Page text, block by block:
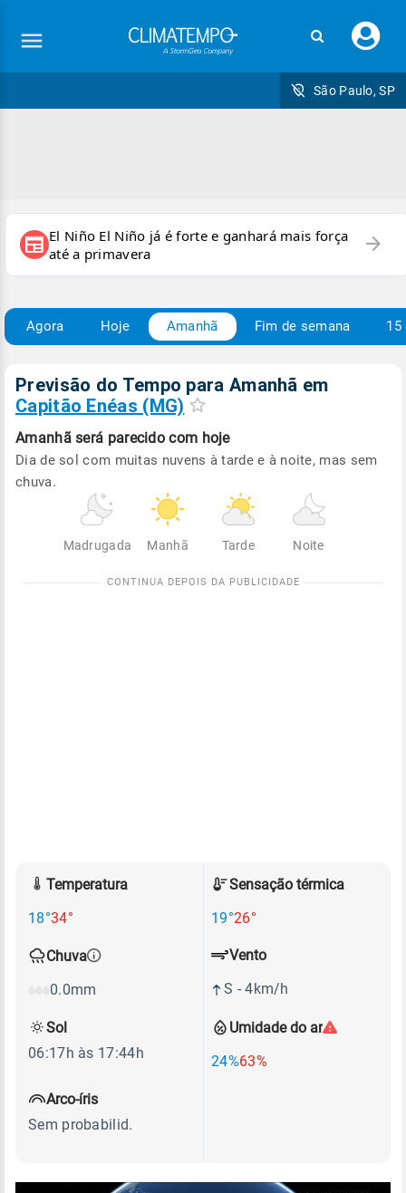
seu
São Paulo, SP
newspaper El Niño El Niño já é forte e ganhará mais força
até a primavera
arrow_forward
Agora Hoje Amanhã Fim de semana 15
Previsão do Tempo para Amanhã em
Capitão Enéas (MG)
Amanhã será parecido com hoje
Dia de sol com muitas nuvens à tarde e à noite, mas sem
chuva.
Madrugada Manhã Tarde Noite
Temperatura
18°34°
Sensação térmica
19°26°
Chuva
0.0mm
Umidade do ar
24%63%
Vento
S - 4km/h
Sol
06:17h às 17:44h
Arco-íris
Sem probabilid.